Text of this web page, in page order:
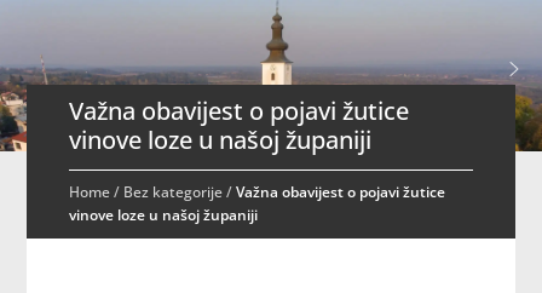
Važna obavijest o pojavi žutice
vinove loze u našoj županiji
Home/ Bez kategorije/Važna obavijest o pojavi žutice
vinove loze u našoj županiji